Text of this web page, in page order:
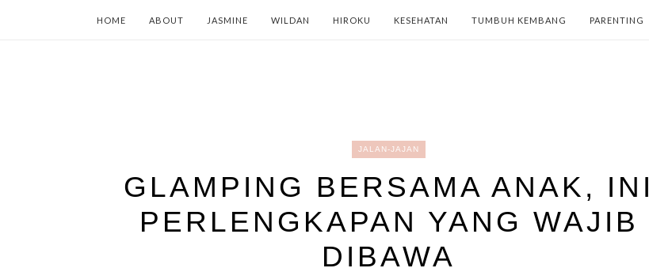
HOME ABOUT JASMINE WILDAN HIROKU KESEHATAN TUMBUH KEMBANG PARENTING
JALAN-JAJAN
GLAMPING BERSAMA ANAK, INI
PERLENGKAPAN YANG WAJIB
DIBAWA